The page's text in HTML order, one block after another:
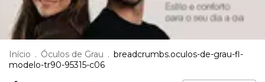
Início . Óculos de Grau . breadcrumbs.oculos-de-grau-fl-
modelo-tr90-95315-c06